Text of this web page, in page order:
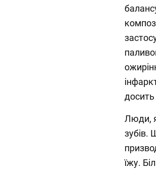
Люди,
зубів.
їжу.